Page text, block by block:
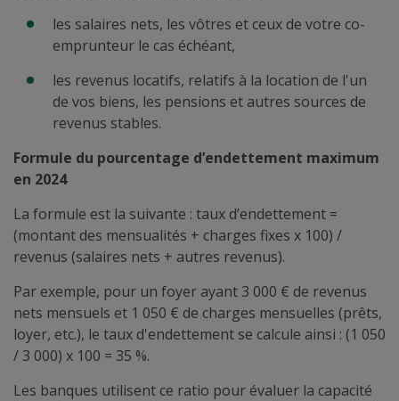
les salaires nets, les vôtres et ceux de votre co-
emprunteur le cas échéant,
les revenus locatifs, relatifs à la location de l'un
de vos biens, les pensions et autres sources de
revenus stables.
Formule du pourcentage d’endettement maximum
en 2024
La formule est la suivante : taux d’endettement =
(montant des mensualités + charges fixes x 100) /
revenus (salaires nets + autres revenus).
Par exemple, pour un foyer ayant 3 000 € de revenus
nets mensuels et 1 050 € de charges mensuelles (prêts,
loyer, etc.), le taux d'endettement se calcule ainsi : (1 050
/ 3 000) x 100 = 35 %.
Les banques utilisent ce ratio pour évaluer la capacité